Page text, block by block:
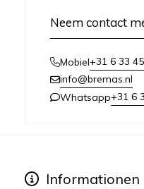
Neem contact
Mobiel+31 6 33
info@bremas.nl
Whatsapp+31 6
Informationen